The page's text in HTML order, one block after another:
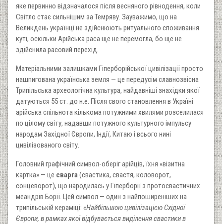
яке первинно відзначалося після весняного рівнодення, коли
Світло стає сильнішим за Темряву. Зауважимо, що на
Великдень українці не здійснюють ритуального споживання
куті, оскільки Арійська раса ще не перемогла, бо ще не
здійснила расовий перехід.
Матеріальними залишками Гіперборійської цивілізації просто
нашпигована українська земля — це передусім славнозвісна
Трипільська археологічна культура, найдавніші знахідки якої
датуються 55 ст. до н.е. Після свого становлення в Україні
арійська спільнота кількома потужними хвилями розселилася
по цілому світу, надавши потужного культурного імпульсу
народам Західної Європи, Індії, Китаю і всього нині
цивілізованого світу.
Головний графічний символ-оберіг арійців, їхня «візитна
картка» — це сварга(свастика, свастя, коловорот,
сонцеворот), що народилась у Гіперборії з протосвастичних
меандрів Борії. Цей символ — один з найпоширеніших на
трипільській кераміці: «Найбільшою цивілізацією Східної
Європи, в рамках якої відбувається виділення свастики в